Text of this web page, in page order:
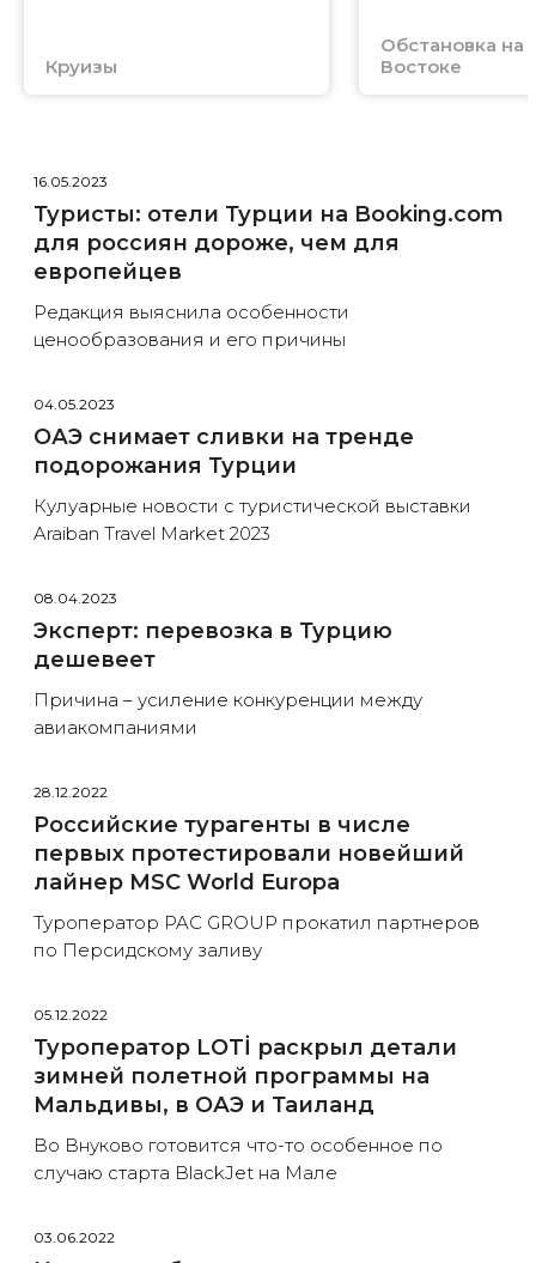
Круизы
Обстановка
Востоке
16.05.2023
Туристы: отели Турции на Booking.com
для россиян дороже, чем для
европейцев
Редакция выяснила особенности
ценообразования и его причины
04.05.2023
ОАЭ снимает сливки на тренде
подорожания Турции
Кулуарные новости с туристической выставки
Araiban Travel Market 2023
08.04.2023
Эксперт: перевозка в Турцию
дешевеет
Причина – усиление конкуренции между
авиакомпаниями
28.12.2022
Российские турагенты в числе
первых протестировали новейший
лайнер MSC World Europa
Туроператор PAC GROUP прокатил партнеров
по Персидскому заливу
05.12.2022
Туроператор LOTİ раскрыл детали
зимней полетной программы на
Мальдивы, в ОАЭ и Таиланд
Во Внуково готовится что-то особенное по
случаю старта BlackJet на Мале
03.06.2022